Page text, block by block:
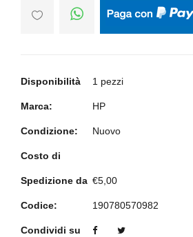
Disponibilità 1 pezzi
Marca: HP
Condizione: Nuovo
Costo di
Spedizione da €5,00
Codice: 190780570982
Condividi su